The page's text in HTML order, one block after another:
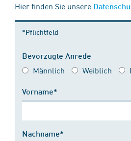
Hier finden Sie unsere
*Pflichtfeld
Bevorzugte Anrede
Männlich Weiblich
Vorname*
Nachname*